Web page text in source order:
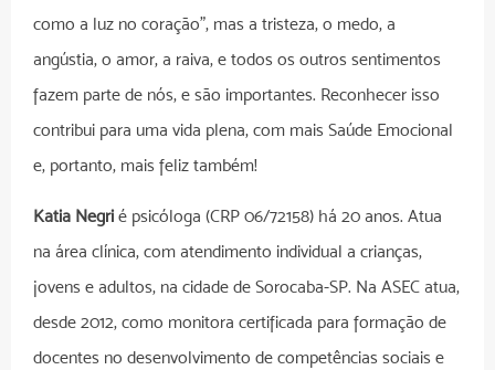
como a luz no coração”, mas a tristeza, o medo, a
angústia, o amor, a raiva, e todos os outros sentimentos
fazem parte de nós, e são importantes. Reconhecer isso
contribui para uma vida plena, com mais Saúde Emocional
e, portanto, mais feliz também!
Katia Negri é psicóloga (CRP 06/72158) há 20 anos. Atua
na área clínica, com atendimento individual a crianças,
jovens e adultos, na cidade de Sorocaba-SP. Na ASEC atua,
desde 2012, como monitora certificada para formação de
docentes no desenvolvimento de competências sociais e